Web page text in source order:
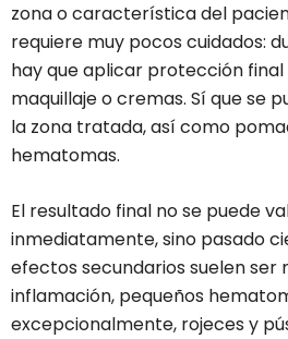
zona o característica del
requiere muy pocos cuidados:
hay que aplicar protección final
maquillaje o cremas. Sí que se
la zona tratada, así como
hematomas.
El resultado final no se puede
inmediatamente, sino pasado
efectos secundarios suelen ser
inflamación, pequeños
excepcionalmente, rojeces y